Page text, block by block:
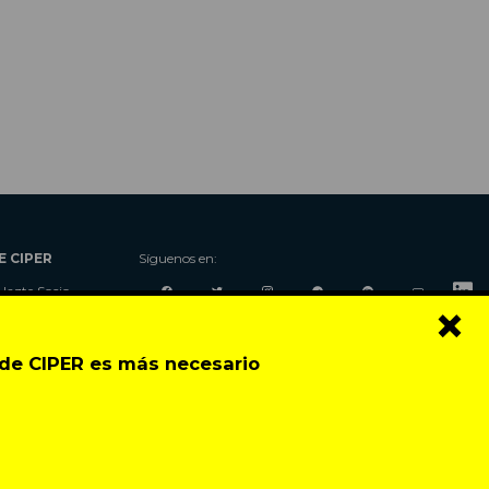
CIPER es más necesario
×
CIPER
Socio
Contacto
Síguenos en: